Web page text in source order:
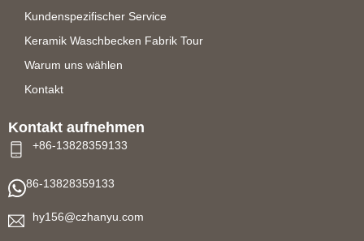
Kundenspezifischer Service
Keramik Waschbecken Fabrik Tour
Warum uns wählen
Kontakt
Kontakt aufnehmen
+86-13828359133
86-13828359133
hy156@czhanyu.com